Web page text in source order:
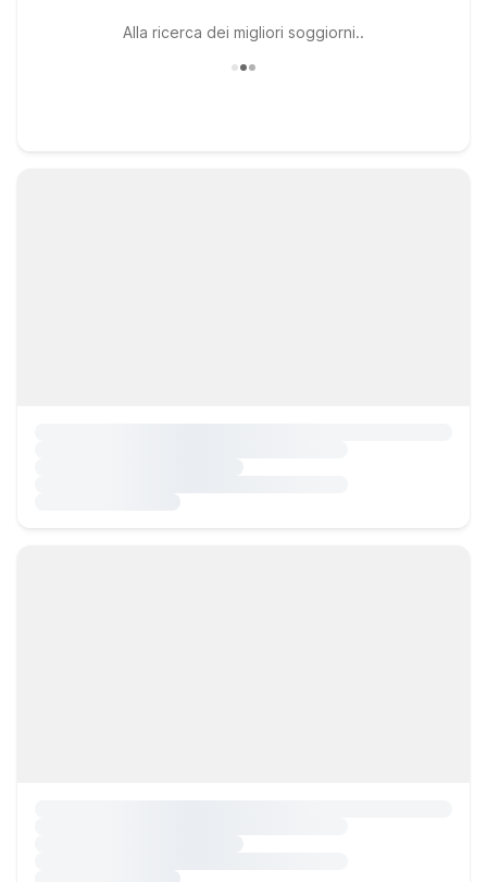
Alla ricerca dei migliori soggiorni..